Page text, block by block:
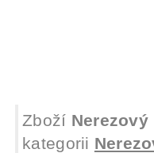
Zboží
kategorii